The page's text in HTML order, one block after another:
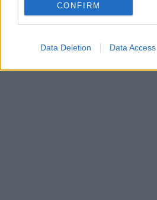
CONFIRM
Data Deletion Data Access